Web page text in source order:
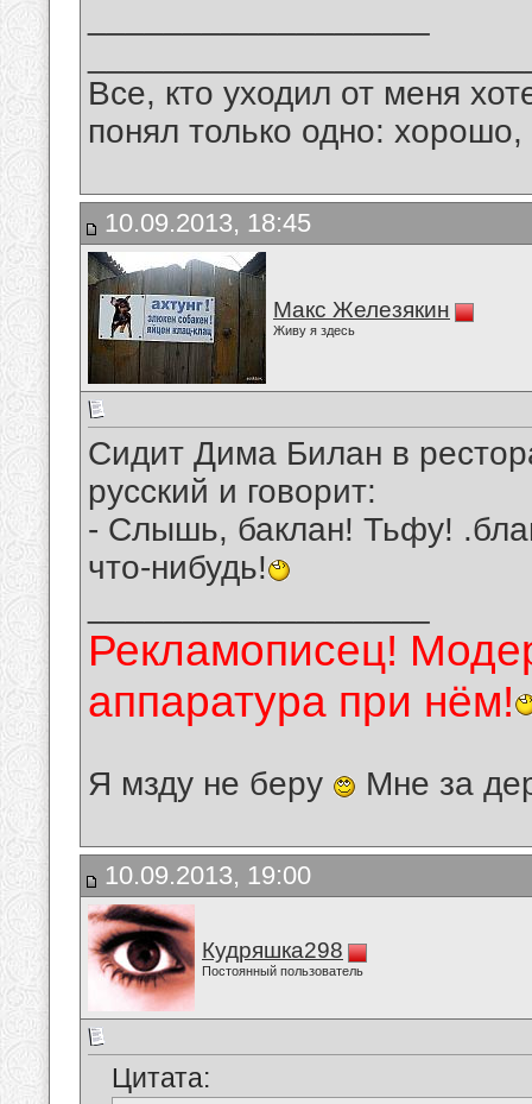
Все, кто уходил от меня
понял только одно:
10.09.2013, 18:45
Макс Железякин
Живу я здесь
Сидит Дима Билан в
русский и говорит:
- Слышь, баклан! Тьфу!
что-нибудь!
Рекламописец!
аппаратура при нём!
Я мзду не беру Мне за
10.09.2013, 19:00
Кудряшка298
Постоянный пользователь
Цитата: